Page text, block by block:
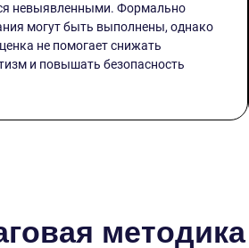
невыявленными. Формально
могут быть выполнены, однако
не помогает снижать
и повышать безопасность